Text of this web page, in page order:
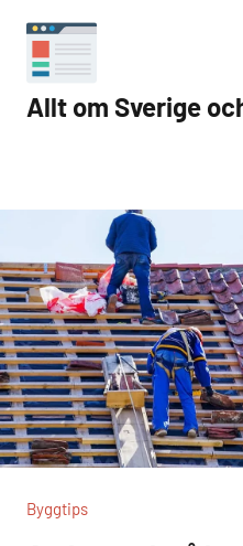
innehåll
Allt om Sverige
Internet
Byggtips